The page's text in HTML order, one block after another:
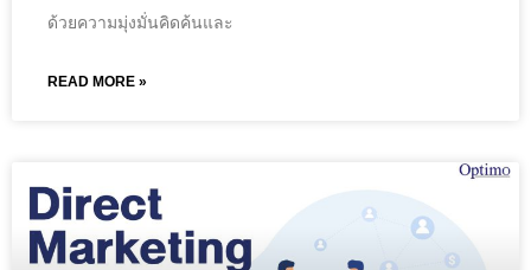
ด้วยความมุ่งมั่นคิดค้นและ
READ MORE »